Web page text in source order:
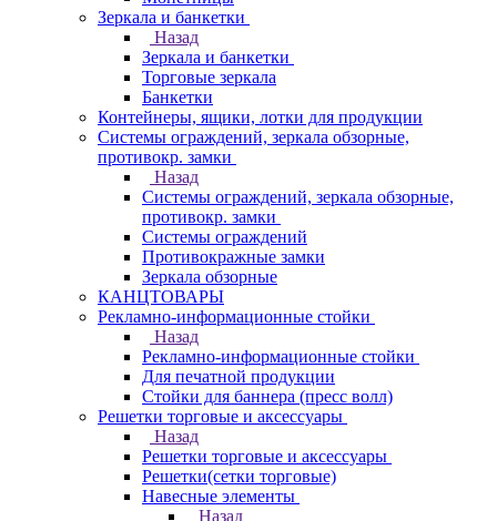
Зеркала и банкетки
Назад
Зеркала и банкетки
Торговые зеркала
Банкетки
Контейнеры, ящики, лотки для продукции
Системы ограждений, зеркала обзорные,
противокр. замки
Назад
Системы ограждений, зеркала обзорные,
противокр. замки
Системы ограждений
Противокражные замки
Зеркала обзорные
КАНЦТОВАРЫ
Рекламно-информационные стойки
Назад
Рекламно-информационные стойки
Для печатной продукции
Стойки для баннера (пресс волл)
Решетки торговые и аксессуары
Назад
Решетки торговые и аксессуары
Решетки(сетки торговые)
Навесные элементы
Назад